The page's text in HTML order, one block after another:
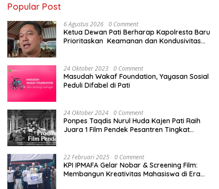
Popular Post
6 Agustus 2026 0 Comment
Ketua Dewan Pati Berharap Kapolresta Baru
Prioritaskan Keamanan dan Kondusivitas
24 Oktober 2023 0 Comment
Masudah Wakaf Foundation, Yayasan Sosial
Peduli Difabel di Pati
24 Oktober 2024 0 Comment
Ponpes Taqdis Nurul Huda Kajen Pati Raih
Juara 1 Film Pendek Pesantren Tingkat
22 Februari 2025 0 Comment
KPI IPMAFA Gelar Nobar & Screening Film:
Membangun Kreativitas Mahasiswa di Era